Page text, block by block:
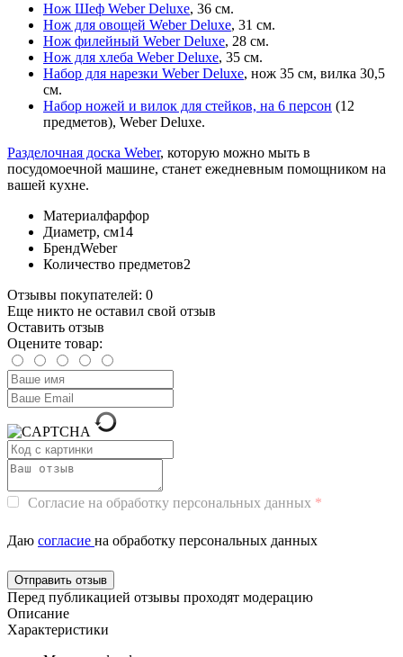
Нож Шеф Weber Deluxe, 36 см.
Нож для овощей Weber Deluxe, 31 см.
Нож филейный Weber Deluxe, 28 см.
Нож для хлеба Weber Deluxe, 35 см.
Набор для нарезки Weber Deluxe, нож 35 см, вилка 30,5
см.
Набор ножей и вилок для стейков, на 6 персон (12
предметов), Weber Deluxe.
Разделочная доска Weber, которую можно мыть в
посудомоечной машине, станет ежедневным помощником на
вашей кухне.
Материалфарфор
Диаметр, см14
БрендWeber
Количество предметов2
Отзывы покупателей: 0
Еще никто не оставил свой отзыв
Оставить отзыв
Оцените товар:
Согласие на обработку персональных данных
Даю согласие на обработку персональных данных
Перед публикацией отзывы проходят модерацию
Описание
Характеристики